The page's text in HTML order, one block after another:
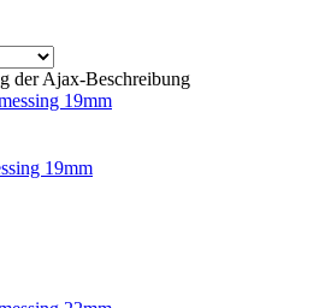
der Ajax-Beschreibung
19mm